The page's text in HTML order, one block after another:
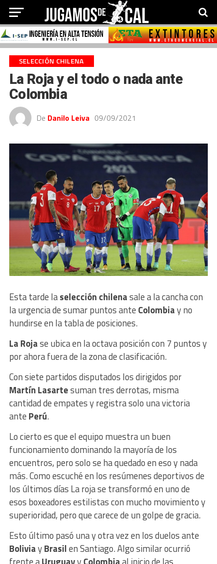
SELECCIÓN CHILENA
La Roja y el todo o nada ante
Colombia
De Danilo Leiva 09/09/2021
Esta tarde laselección chilenasale a la cancha con
la urgencia de sumar puntos ante Colombiay no
hundirse en la tabla de posiciones.
La Rojase ubicaen la octava posición con 7 puntos y
por ahora fuera de la zona de clasificación.
Con siete partidos disputados los dirigidos por
Martín Lasartesuman tres derrotas, misma
cantidad de empates y registra solo una victoria
ante Perú.
Lo cierto es que el equipo muestra un buen
funcionamiento dominando la mayoría de los
encuentros, pero solo se ha quedado en eso y nada
más. Como escuché en los resúmenes deportivos de
los últimos días La roja se transformó en uno de
esos boxeadores estilistas con mucho movimiento y
superioridad, pero que carece de un golpe de gracia.
Esto último pasó una y otra vez en los duelos ante
BoliviayBrasilen Santiago. Algo similar ocurrió